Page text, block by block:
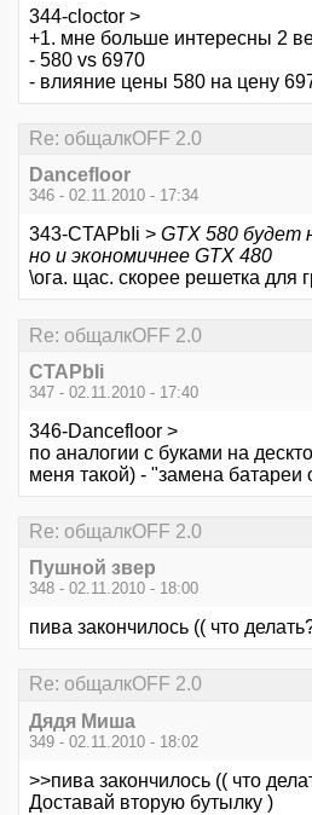
344-cloctor >
+1. мне больше интересны 2
- 580 vs 6970
- влияние цены 580 на цену
Re: общалкOFF 2.0
Dancefloor
346 - 02.11.2010 - 17:34
343-CTAPbIi > GTX 580 будет
но и экономичнее GTX 480
\ога. щас. скорее решетка для
Re: общалкOFF 2.0
CTAPbIi
347 - 02.11.2010 - 17:40
346-Dancefloor >
по аналогии с буками на
меня такой) - "замена батареи
Re: общалкOFF 2.0
Пушной звер
348 - 02.11.2010 - 18:00
пива закончилось (( что
Re: общалкOFF 2.0
Дядя Миша
349 - 02.11.2010 - 18:02
>>пива закончилось (( что
Доставай вторую бутылку )